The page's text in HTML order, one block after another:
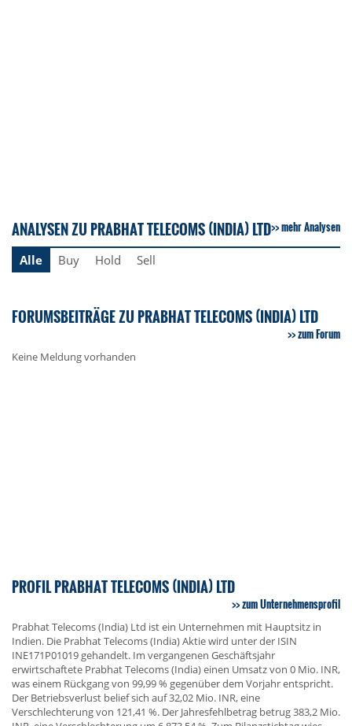
ANALYSEN ZU PRABHAT TELECOMS (INDIA) LTD mehr Analysen
Alle Buy Hold Sell
FORUMSBEITRÄGE ZU PRABHAT TELECOMS (INDIA) LTD
zum Forum
Keine Meldung vorhanden
PROFIL PRABHAT TELECOMS (INDIA) LTD
zum Unternehmensprofil
Prabhat Telecoms (India) Ltd ist ein Unternehmen mit Hauptsitz in
Indien. Die Prabhat Telecoms (India) Aktie wird unter der ISIN
INE171P01019 gehandelt. Im vergangenen Geschäftsjahr
erwirtschaftete Prabhat Telecoms (India) einen Umsatz von 0 Mio. INR,
was einem Rückgang von 99,99 % gegenüber dem Vorjahr entspricht.
Der Betriebsverlust belief sich auf 32,02 Mio. INR, eine
Verschlechterung von 121,41 %. Der Jahresfehlbetrag betrug 383,2 Mio.